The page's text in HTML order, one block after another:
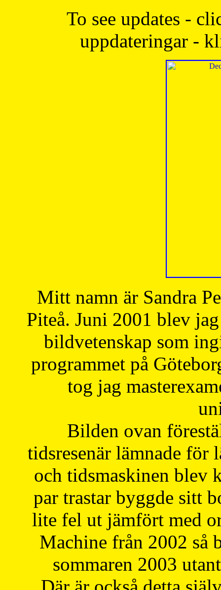
To see updates -
uppdateringar -
Mitt namn är Sandra
Piteå. Juni 2001 blev
bildvetenskap som
programmet på
tog jag
Bilden ovan
tidsresenär lämnade för
och tidsmaskinen blev
par trastar byggde sitt
lite fel ut jämfört med
Machine från 2002 så
sommaren 2003